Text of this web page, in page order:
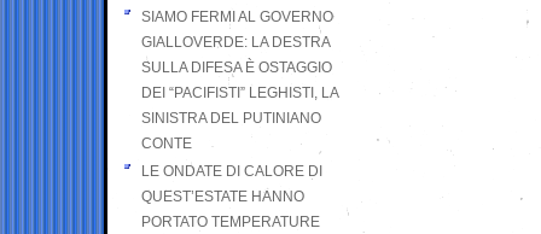
SIAMO FERMI AL GOVERNO
GIALLOVERDE: LA DESTRA
SULLA DIFESA È OSTAGGIO
DEI “PACIFISTI” LEGHISTI, LA
SINISTRA DEL PUTINIANO
CONTE
LE ONDATE DI CALORE DI
QUEST’ESTATE HANNO
PORTATO TEMPERATURE